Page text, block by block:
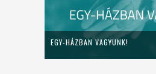
EGY-HÁZBAN VAGYUNK!